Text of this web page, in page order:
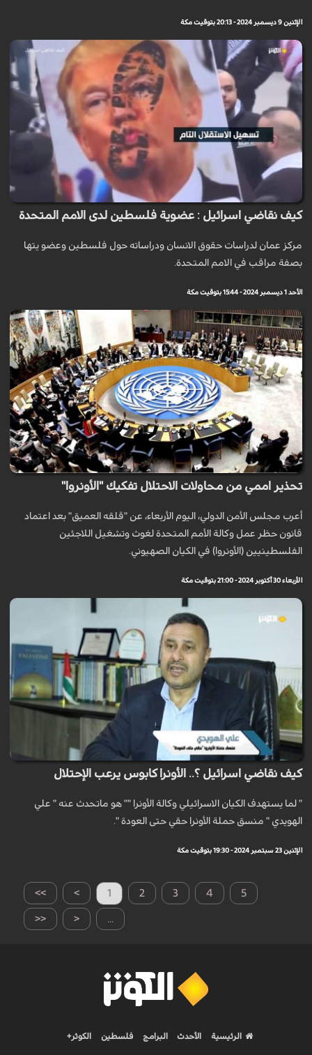
الإثنين 9 ديسمبر 2024 - 20:13 بتوقيت مكة
كيف نقاضي اسرائيل : عضوية فلسطين لدى الامم المتحدة
مركز عمان لدراسات حقوق الانسان ودراساته حول فلسطين وعضو يتها
بصفة مراقب في الامم المتحدة.
الأحد 1 ديسمبر 2024 - 15:44 بتوقيت مكة
تحذير اممي من محاولات الاحتلال تفكيك "الأونروا"
أعرب مجلس الأمن الدولي، اليوم الأربعاء، عن "قلقه العميق" بعد اعتماد
قانون حظر عمل وكالة الأمم المتحدة لغوث وتشغيل اللاجئين
الفلسطينيين (الأونروا) في الكيان الصهيوني.
الأربعاء 30 أكتوبر 2024 - 21:00 بتوقيت مكة
كيف نقاضي اسرائيل ؟.. الأونرا كابوس يرعب الإحتلال
" لما يستهدف الكيان الاسرائيلي وكالة الأونرا "" هو ماتحدث عنه " علي
الهويدي " منسق حملة الأونرا حقي حتى العودة ".
الإثنين 23 سبتمبر 2024 - 19:30 بتوقيت مكة
>> > 1 2 3 4 5
...
<
<<
الرئيسية الأحدث البرامج فلسطين الكوثر+